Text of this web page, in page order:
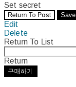
Set secret
Return To Post Save
Edit
Delete
Return To List
Return
구매하기